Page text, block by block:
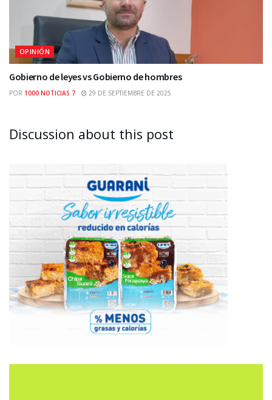
OPINIÓN
Gobierno de leyes vs Gobierno de hombres
POR 1000 NOTICIAS 7 29 DE SEPTIEMBRE DE 2025
Discussion about this post